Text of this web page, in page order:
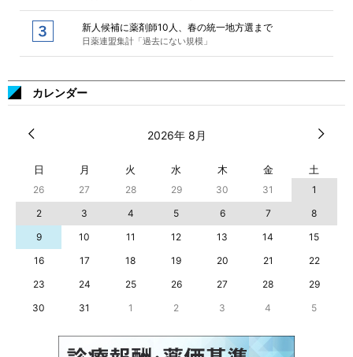
新人候補に薬剤師10人、春の統一地方選まで
日薬連盟集計「過去にない規模」
カレンダー
2026年 8月
日 月 火 水 木 金 土
26 27 28 29 30 31
1
2
3 4 5 6 7
8
9
10 11 12 13 14
15
16
17 18 19 20 21
22
23
24 25 26 27 28
29
30
31 1 2 3 4 5